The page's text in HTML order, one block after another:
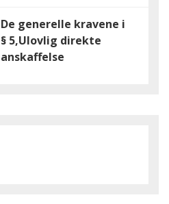
De generelle kravene i
§ 5,Ulovlig direkte
anskaffelse